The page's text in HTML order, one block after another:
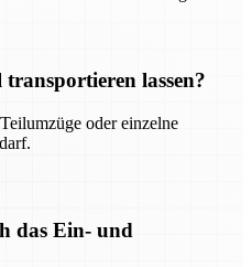
lassen?
oder einzelne
das Ein- und